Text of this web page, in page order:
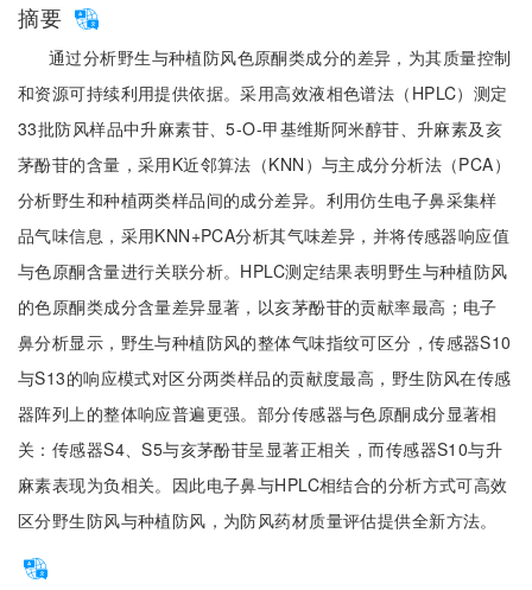
摘要
通过分析野生与种植防风色原酮类成分的差异，为其质量控制
和资源可持续利用提供依据。采用高效液相色谱法（HPLC）测定
33批防风样品中升麻素苷、5-O-甲基维斯阿米醇苷、升麻素及亥
茅酚苷的含量，采用K近邻算法（KNN）与主成分分析法（PCA）
分析野生和种植两类样品间的成分差异。利用仿生电子鼻采集样
品气味信息，采用KNN+PCA分析其气味差异，并将传感器响应值
与色原酮含量进行关联分析。HPLC测定结果表明野生与种植防风
的色原酮类成分含量差异显著，以亥茅酚苷的贡献率最高；电子
鼻分析显示，野生与种植防风的整体气味指纹可区分，传感器S10
与S13的响应模式对区分两类样品的贡献度最高，野生防风在传感
器阵列上的整体响应普遍更强。部分传感器与色原酮成分显著相
关：传感器S4、S5与亥茅酚苷呈显著正相关，而传感器S10与升
麻素表现为负相关。因此电子鼻与HPLC相结合的分析方式可高效
区分野生防风与种植防风，为防风药材质量评估提供全新方法。